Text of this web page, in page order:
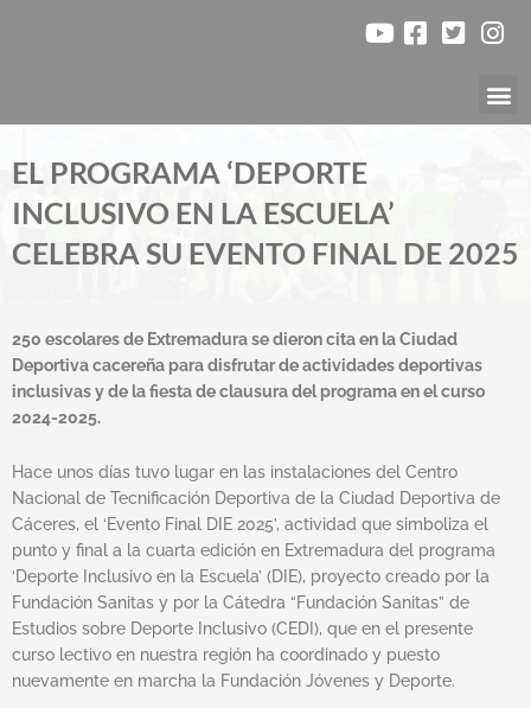
EL PROGRAMA ‘DEPORTE
INCLUSIVO EN LA ESCUELA’
CELEBRA SU EVENTO FINAL DE 2025
250 escolares de Extremadura se dieron cita en la Ciudad
Deportiva cacereña para disfrutar de actividades deportivas
inclusivas y de la fiesta de clausura del programa en el curso
2024-2025.
Hace unos días tuvo lugar en las instalaciones del Centro
Nacional de Tecnificación Deportiva de la Ciudad Deportiva de
Cáceres, el ‘Evento Final DIE 2025’, actividad que simboliza el
punto y final a la cuarta edición en Extremadura del programa
‘Deporte Inclusivo en la Escuela’ (DIE), proyecto creado por la
Fundación Sanitas y por la Cátedra “Fundación Sanitas” de
Estudios sobre Deporte Inclusivo (CEDI), que en el presente
curso lectivo en nuestra región ha coordinado y puesto
nuevamente en marcha la Fundación Jóvenes y Deporte.